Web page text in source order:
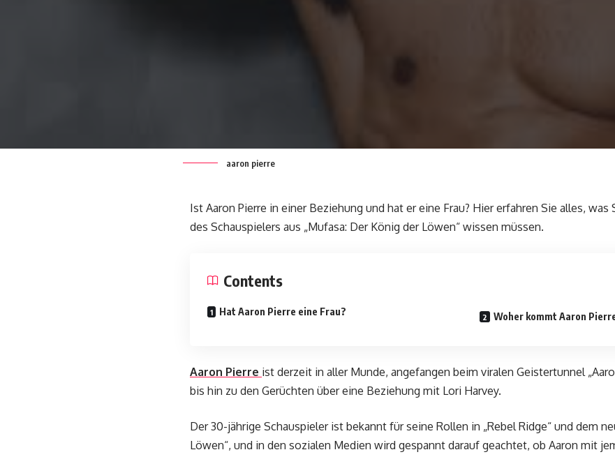
aaron pierre
Ist Aaron Pierre in einer Beziehung und hat er eine Frau? Hier erfahren Sie alles, was
des Schauspielers aus „Mufasa: Der König der Löwen“ wissen müssen.
Contents
Hat Aaron Pierre eine Frau? Woher kommt Aaron
Aaron Pierre ist derzeit in aller Munde, angefangen beim viralen Geistertunnel
bis hin zu den Gerüchten über eine Beziehung mit Lori Harvey.
Der 30-jährige Schauspieler ist bekannt für seine Rollen in „Rebel Ridge“ und dem
Löwen“, und in den sozialen Medien wird gespannt darauf geachtet, ob Aaron mit